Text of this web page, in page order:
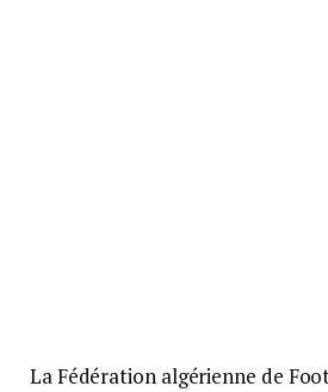
La Fédération algérienne de